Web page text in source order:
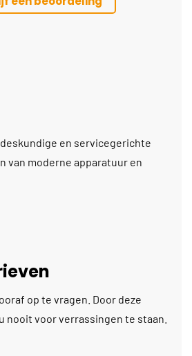
en servicegerichte
van moderne apparatuur en
op te vragen. Door deze
nooit voor verrassingen te staan.